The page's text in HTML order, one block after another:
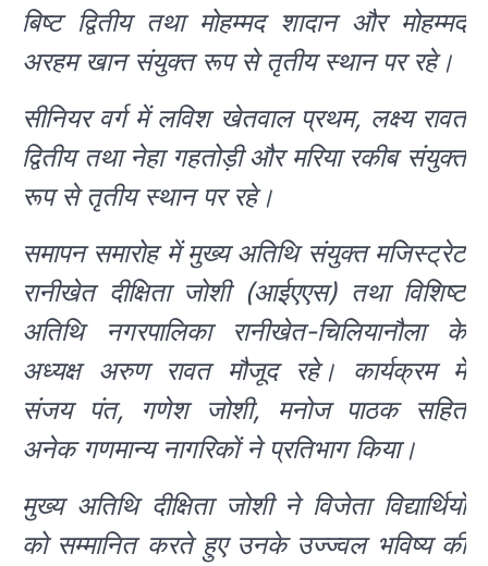
बिष्ट द्वितीय तथा मोहम्मद शादान और मोहम्मद
अरहम खान संयुक्त रूप से तृतीय स्थान पर रहे।
सीनियर वर्ग में लविश खेतवाल प्रथम, लक्ष्य रावत
द्वितीय तथा नेहा गहतोड़ी और मरिया रकीब संयुक्त
रूप से तृतीय स्थान पर रहे।
समापन समारोह में मुख्य अतिथि संयुक्त मजिस्ट्रेट
रानीखेत दीक्षिता जोशी (आईएएस) तथा विशिष्ट
अतिथि नगरपालिका रानीखेत-चिलियानौला के
अध्यक्ष अरुण रावत मौजूद रहे। कार्यक्रम में
संजय पंत, गणेश जोशी, मनोज पाठक सहित
अनेक गणमान्य नागरिकों ने प्रतिभाग किया।
मुख्य अतिथि दीक्षिता जोशी ने विजेता विद्यार्थियों
को सम्मानित करते हुए उनके उज्ज्वल भविष्य की